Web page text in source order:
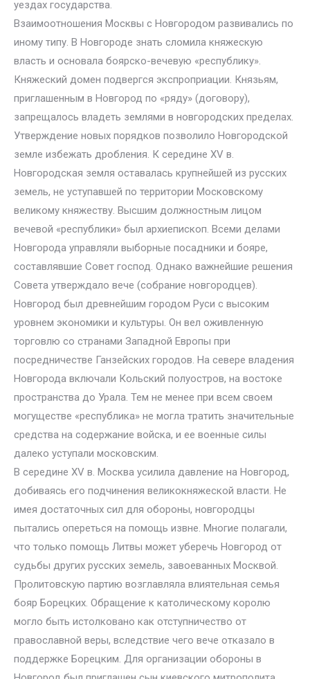
уездах государства.
Взаимоотношения Москвы с Новгородом развивались по
иному типу. В Новгороде знать сломила княжескую
власть и основала боярско-вечевую «республику».
Княжеский домен подвергся экспроприации. Князьям,
приглашенным в Новгород по «ряду» (договору),
запрещалось владеть землями в новгородских пределах.
Утверждение новых порядков позволило Новгородской
земле избежать дробления. К середине XV в.
Новгородская земля оставалась крупнейшей из русских
земель, не уступавшей по территории Московскому
великому княжеству. Высшим должностным лицом
вечевой «республики» был архиепископ. Всеми делами
Новгорода управляли выборные посадники и бояре,
составлявшие Совет господ. Однако важнейшие решения
Совета утверждало вече (собрание новгородцев).
Новгород был древнейшим городом Руси с высоким
уровнем экономики и культуры. Он вел оживленную
торговлю со странами Западной Европы при
посредничестве Ганзейских городов. На севере владения
Новгорода включали Кольский полуостров, на востоке
пространства до Урала. Тем не менее при всем своем
могуществе «республика» не могла тратить значительные
средства на содержание войска, и ее военные силы
далеко уступали московским.
В середине XV в. Москва усилила давление на Новгород,
добиваясь его подчинения великокняжеской власти. Не
имея достаточных сил для обороны, новгородцы
пытались опереться на помощь извне. Многие полагали,
что только помощь Литвы может уберечь Новгород от
судьбы других русских земель, завоеванных Москвой.
Пролитовскую партию возглавляла влиятельная семья
бояр Борецких. Обращение к католическому королю
могло быть истолковано как отступничество от
православной веры, вследствие чего вече отказало в
поддержке Борецким. Для организации обороны в